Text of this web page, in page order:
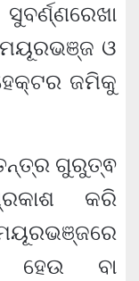
ମୟୂରଭଞ୍ଜ ଓ
ଜମିକୁ
ଗୁରୁତ୍ଵ
କରି
ହେଉ ବା